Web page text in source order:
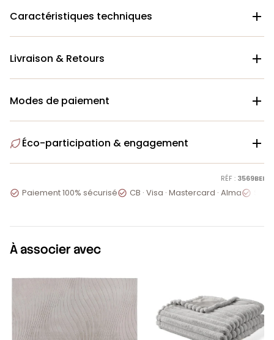
Caractéristiques techniques 
Livraison & Retours 
Modes de paiement 
Éco-participation & engagement 
RÉF : 3569BEI
 Paiement 100% sécurisé CB · Visa · Mastercard · Alma
À associer avec